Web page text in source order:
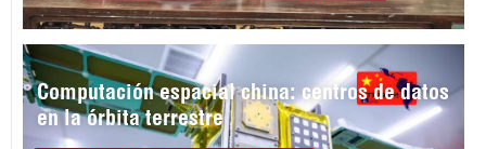
Computación espacial china: centros de datos
en la órbita terrestre